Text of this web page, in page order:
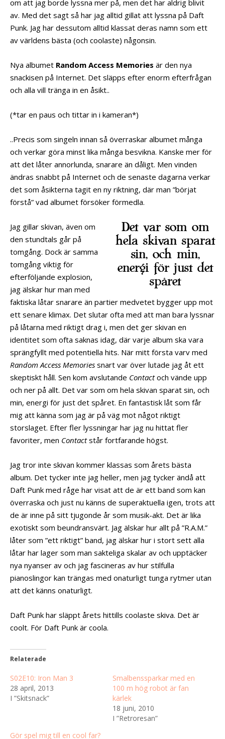
om att jag borde lyssna mer på, men det har aldrig blivit
av. Med det sagt så har jag alltid gillat att lyssna på Daft
Punk. Jag har dessutom alltid klassat deras namn som ett
av världens bästa (och coolaste) någonsin.
Nya albumet Random Access Memories är den nya
snackisen på Internet. Det släpps efter enorm efterfrågan
och alla vill tränga in en åsikt..
(*tar en paus och tittar in i kameran*)
..Precis som singeln innan så överraskar albumet många
och verkar göra minst lika många besvikna. Kanske mer för
att det låter annorlunda, snarare än dåligt. Men vinden
ändras snabbt på Internet och de senaste dagarna verkar
det som åsikterna tagit en ny riktning, där man ”börjat
förstå” vad albumet försöker förmedla.
Det var som om
hela skivan sparat
sin, och min,
energi för just det
spåret
Jag gillar skivan, även om
den stundtals går på
tomgång. Dock är samma
tomgång viktig för
efterföljande explosion,
jag älskar hur man med
faktiska låtar snarare än partier medvetet bygger upp mot
ett senare klimax. Det slutar ofta med att man bara lyssnar
på låtarna med riktigt drag i, men det ger skivan en
identitet som ofta saknas idag, där varje album ska vara
sprängfyllt med potentiella hits. När mitt första varv med
Random Access Memories snart var över lutade jag åt ett
skeptiskt håll. Sen kom avslutande Contactoch vände upp
och ner på allt. Det var som om hela skivan sparat sin, och
min, energi för just det spåret. En fantastisk låt som får
mig att känna som jag är på väg mot något riktigt
storslaget. Efter fler lyssningar har jag nu hittat fler
favoriter, men Contactstår fortfarande högst.
Jag tror inte skivan kommer klassas som årets bästa
album. Det tycker inte jag heller, men jag tycker ändå att
Daft Punk med råge har visat att de är ett band som kan
överraska och just nu känns de superaktuella igen, trots att
de är inne på sitt tjugonde år som musik-akt. Det är lika
exotiskt som beundransvärt. Jag älskar hur allt på ”R.A.M.”
låter som ”ett riktigt” band, jag älskar hur i stort sett alla
låtar har lager som man sakteliga skalar av och upptäcker
nya nyanser av och jag fascineras av hur stilfulla
pianoslingor kan trängas med onaturligt tunga rytmer utan
att det känns onaturligt.
Daft Punk har släppt årets hittills coolaste skiva. Det är
coolt. För Daft Punk är coola.
Relaterade
S02E10: Iron Man 3
28 april, 2013
I ”Skitsnack”
Smalbenssparkar med en
100 m hög robot är fan
kärlek
18 juni, 2010
I ”Retroresan”
Gör spel mig till en cool far?